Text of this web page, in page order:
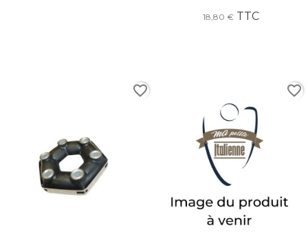
18,80 € TTC
favorite_border favorite_border